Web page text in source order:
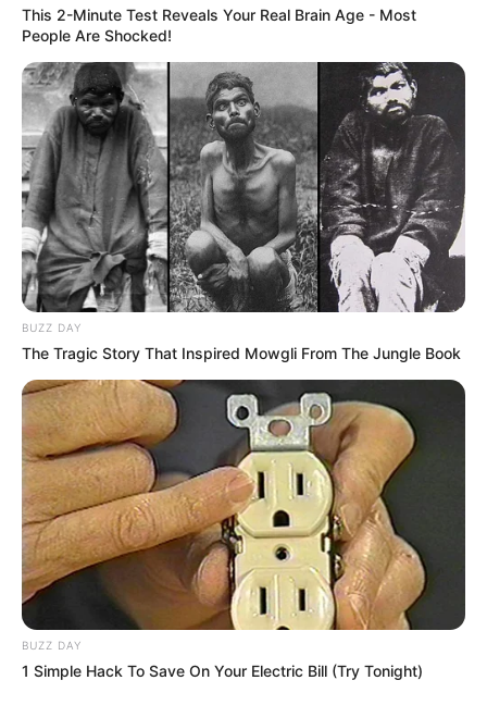
This 2-Minute Test Reveals Your Real Brain Age - Most
People Are Shocked!
BUZZ DAY
The Tragic Story That Inspired Mowgli From The Jungle Book
BUZZ DAY
1 Simple Hack To Save On Your Electric Bill (Try Tonight)